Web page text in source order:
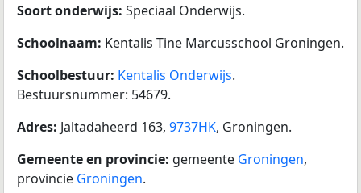
Soort onderwijs: Speciaal Onderwijs.
Schoolnaam: Kentalis Tine Marcusschool Groningen.
Schoolbestuur: Kentalis Onderwijs.
Bestuursnummer: 54679.
Adres: Jaltadaheerd 163, 9737HK, Groningen.
Gemeente en provincie: gemeente Groningen,
provincie Groningen.